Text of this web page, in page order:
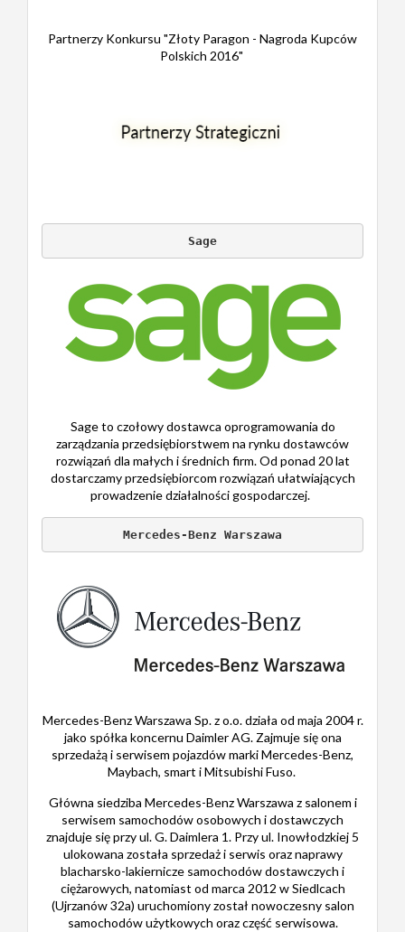
Partnerzy Konkursu "Złoty Paragon - Nagroda Kupców
Polskich 2016"
Sage
Sage to czołowy dostawca oprogramowania do
zarządzania przedsiębiorstwem na rynku dostawców
rozwiązań dla małych i średnich firm. Od ponad 20 lat
dostarczamy przedsiębiorcom rozwiązań ułatwiających
prowadzenie działalności gospodarczej.
Mercedes-Benz Warszawa
Mercedes-Benz Warszawa Sp. z o.o. działa od maja 2004 r.
jako spółka koncernu Daimler AG. Zajmuje się ona
sprzedażą i serwisem pojazdów marki Mercedes-Benz,
Maybach, smart i Mitsubishi Fuso.
Główna siedziba Mercedes-Benz Warszawa z salonem i
serwisem samochodów osobowych i dostawczych
znajduje się przy ul. G. Daimlera 1. Przy ul. Inowłodzkiej 5
ulokowana została sprzedaż i serwis oraz naprawy
blacharsko-lakiernicze samochodów dostawczych i
ciężarowych, natomiast od marca 2012 w Siedlcach
(Ujrzanów 32a) uruchomiony został nowoczesny salon
samochodów użytkowych oraz część serwisowa.